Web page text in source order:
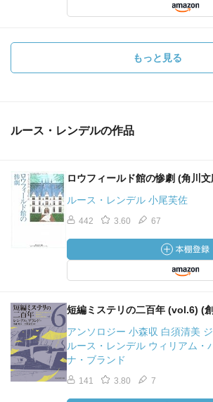
もっと見る
ルース・レンデルの作品
ロウフィールド館の惨劇 (角川文
ルース・レンデル 小尾芙佐
442 3.60 67
短編ミステリの二百年 (vol.6) (
アンソロジー 小森収 白須清美
ルース・レンデル ウィリアム・
ナ・ブランド
141 3.80 7